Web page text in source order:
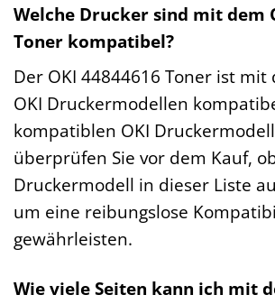
Welche Drucker sind mit dem
Toner kompatibel?
Der OKI 44844616 Toner ist
OKI Druckermodellen
kompatiblen OKI
überprüfen Sie vor dem Kauf,
Druckermodell in dieser Liste
um eine reibungslose
gewährleisten.
Wie viele Seiten kann ich mit